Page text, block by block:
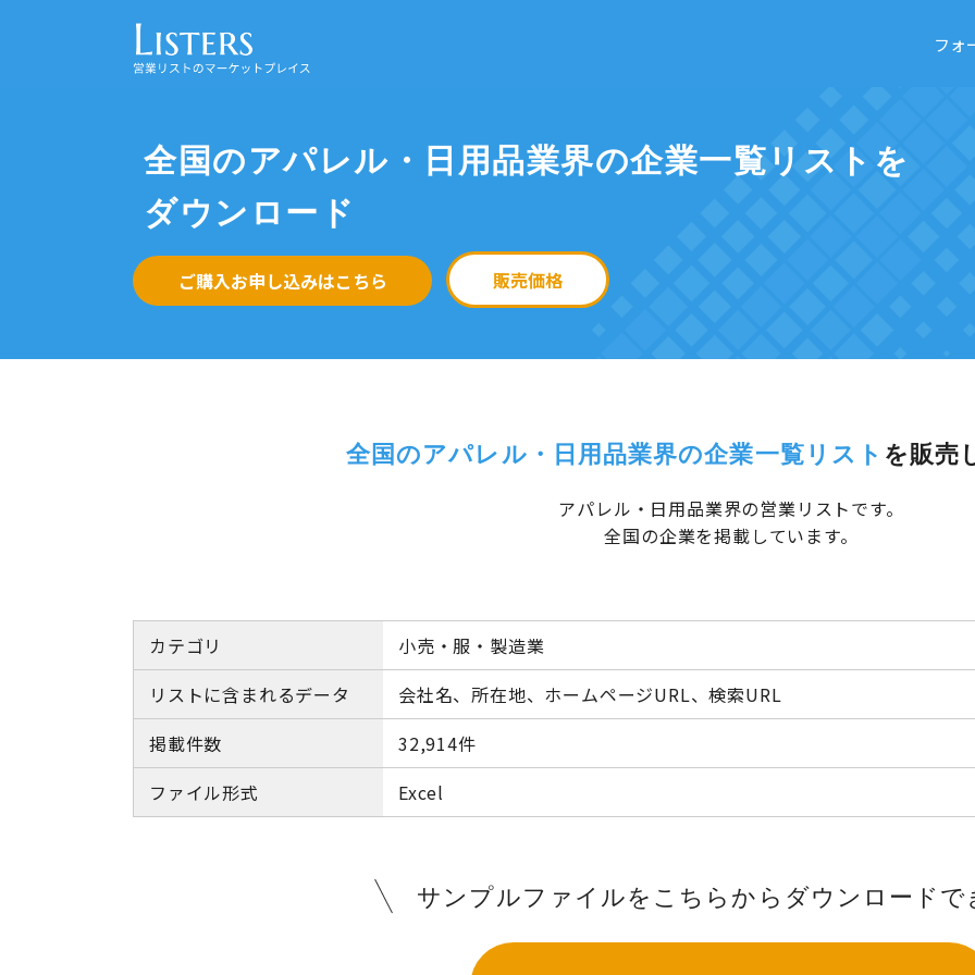
フォ
全国のアパレル・日用品業界の企業一覧リストを
ダウンロード
ご購入お申し込みはこちら 販売価格
全国のアパレル・日用品業界の企業一覧リスト を販売
アパレル・日用品業界の営業リストです。
全国の企業を掲載しています。
カテゴリ
小売・服・製造業
リストに含まれるデータ
会社名、所在地、ホームページURL、検索URL
掲載件数
32,914件
ファイル形式
Excel
サンプルファイルをこちらから ダウンロードで